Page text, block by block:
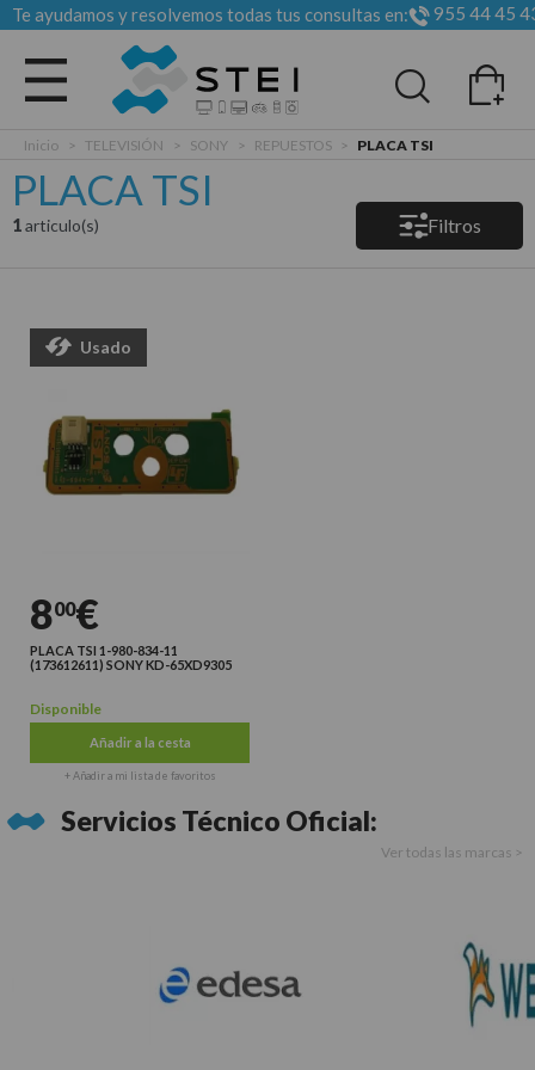
Te ayudamos y resolvemos todas tus consultas en: 955 44 45
Todas las categorias
Inicio > TELEVISIÓN > SONY > REPUESTOS > PLACA TSI
PLACA TSI
1articulo(s) Filtros
Usado
800€
PLACA TSI 1-980-834-11
(173612611) SONY KD-65XD9305
Disponible
Añadir a la cesta
+ Añadir a mi lista de favoritos
Servicios Técnico Oficial:
Ver todas las marcas >